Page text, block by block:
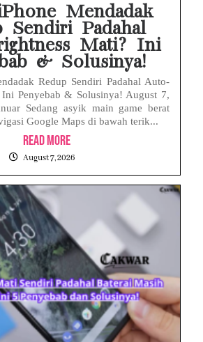
Mendadak
Sendiri Padahal
Mati? Ini
& Solusinya!
Redup Sendiri Padahal Auto-
Penyebab & Solusinya! August 7,
Sedang asyik main game berat
Google Maps di bawah terik...
Read More
August 7, 2026